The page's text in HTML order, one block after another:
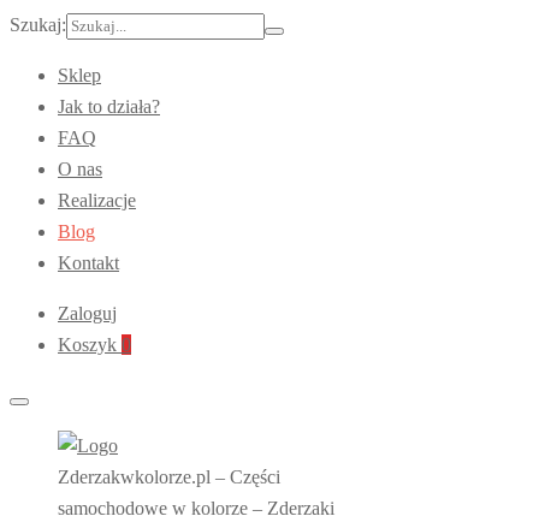
Szukaj:
Sklep
Jak to działa?
FAQ
O nas
Realizacje
Blog
Kontakt
Zaloguj
Koszyk 0
Zderzakwkolorze.pl – Części
samochodowe w kolorze – Zderzaki